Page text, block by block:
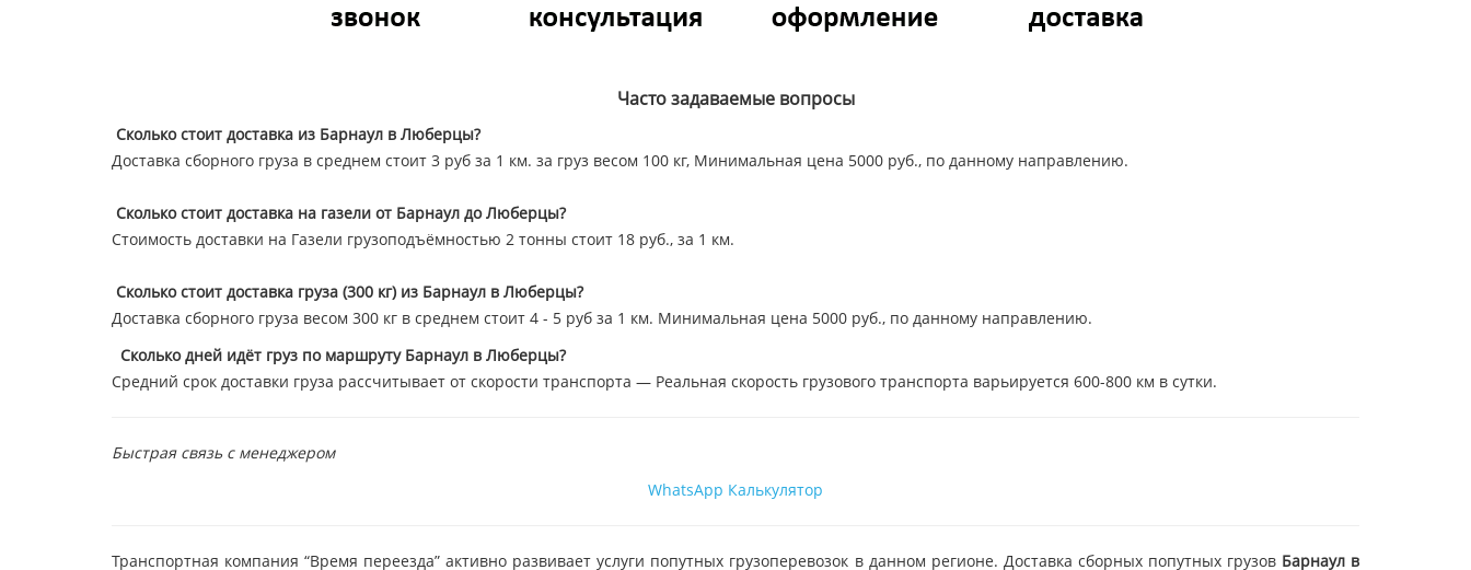
Часто задаваемые вопросы
Сколько стоит доставка из Барнаул в Люберцы?
Доставка сборного груза в среднем стоит 3 руб за 1 км. за груз весом 100 кг, Минимальная цена 5000 руб., по данному направлению.
Сколько стоит доставка на газели от Барнаул до Люберцы?
Стоимость доставки на Газели грузоподъёмностью 2 тонны стоит 18 руб., за 1 км.
Сколько стоит доставка груза (300 кг) из Барнаул в Люберцы?
Доставка сборного груза весом 300 кг в среднем стоит 4 - 5 руб за 1 км. Минимальная цена 5000 руб., по данному направлению.
Сколько дней идёт груз по маршруту Барнаул в Люберцы?
Средний срок доставки груза рассчитывает от скорости транспорта — Реальная скорость грузового транспорта варьируется 600-800 км в сутки.
Быстрая связь с менеджером
WhatsApp Калькулятор
Транспортная компания “Время переезда” активно развивает услуги попутных грузоперевозок в данном регионе. Доставка сборных попутных грузов Барнаул в